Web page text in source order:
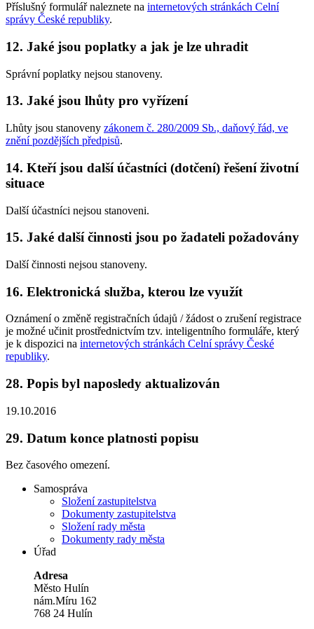
Příslušný formulář naleznete na internetových stránkách Celní
správy České republiky.
12. Jaké jsou poplatky a jak je lze uhradit
Správní poplatky nejsou stanoveny.
13. Jaké jsou lhůty pro vyřízení
Lhůty jsou stanoveny zákonem č. 280/2009 Sb., daňový řád, ve
znění pozdějších předpisů.
14. Kteří jsou další účastníci (dotčení) řešení životní
situace
Další účastníci nejsou stanoveni.
15. Jaké další činnosti jsou po žadateli požadovány
Další činnosti nejsou stanoveny.
16. Elektronická služba, kterou lze využít
Oznámení o změně registračních údajů / žádost o zrušení registrace
je možné učinit prostřednictvím tzv. inteligentního formuláře, který
je k dispozici na internetových stránkách Celní správy České
republiky.
28. Popis byl naposledy aktualizován
19.10.2016
29. Datum konce platnosti popisu
Bez časového omezení.
Samospráva
Složení zastupitelstva
Dokumenty zastupitelstva
Složení rady města
Dokumenty rady města
Úřad
Adresa
Město Hulín
nám.Míru 162
768 24 Hulín